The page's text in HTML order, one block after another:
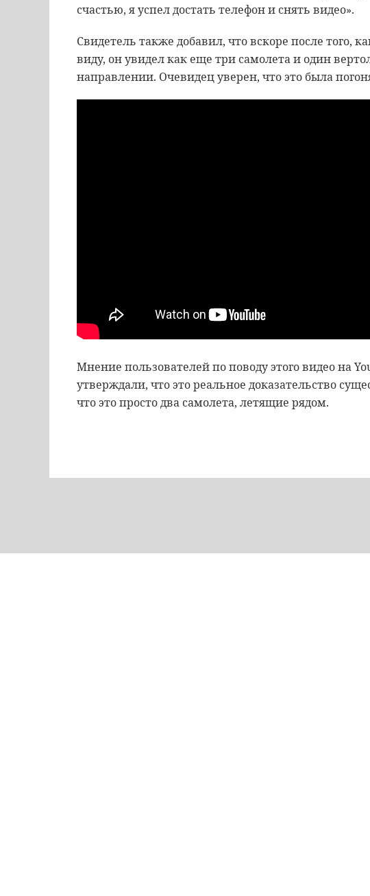
счастью, я успел достать телефон и снять видео».
Свидетель также добавил, что вскоре после того,
виду, он увидел как еще три самолета и один
направлении. Очевидец уверен, что это была
Мнение пользователей по поводу этого видео на
утверждали, что это реальное доказательство
что это просто два самолета, летящие рядом.